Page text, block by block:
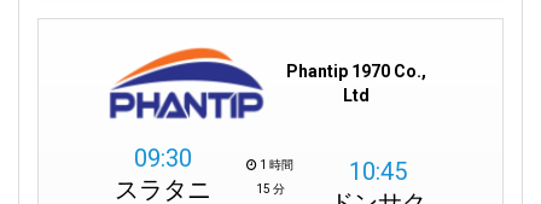
Phantip 1970 Co.,
Ltd
09:30
スラタニ
1 時間
15 分
10:45